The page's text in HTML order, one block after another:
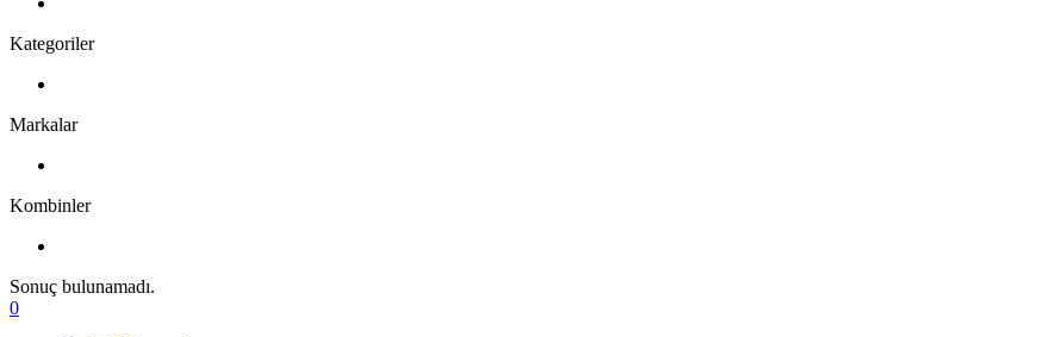
Kategoriler
Markalar
Kombinler
Sonuç bulunamadı.
0